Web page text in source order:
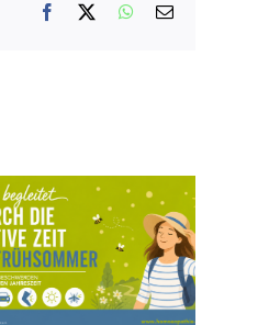
Facebook WhatsApp
E-